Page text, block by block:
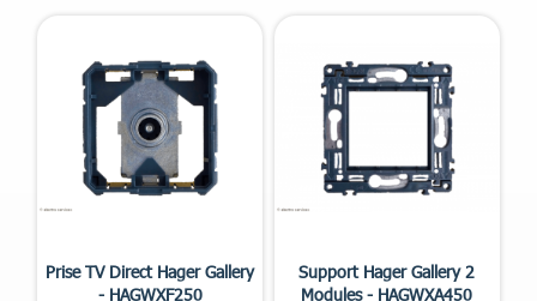
Aperçu rapide
Prise TV Direct Hager Gallery
- HAGWXF250
Aperçu rapide
Support Hager Gallery 2
Modules - HAGWXA450